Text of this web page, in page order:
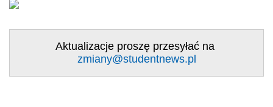
Aktualizacje proszę przesyłać na
zmiany@studentnews.pl